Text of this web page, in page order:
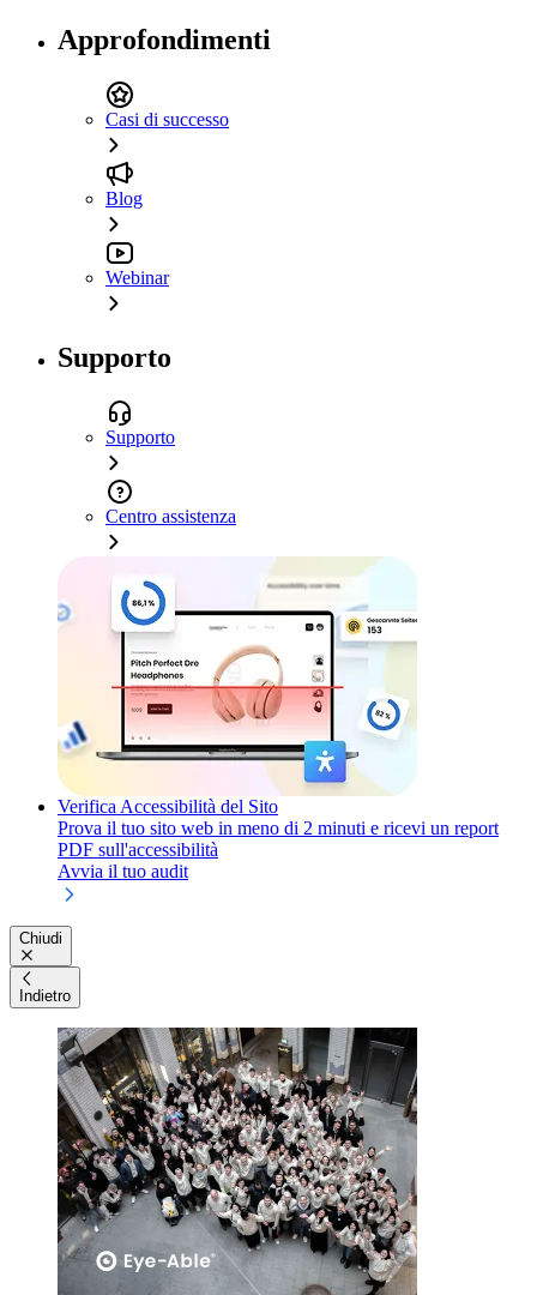
Approfondimenti
Casi di successo
Blog
Webinar
Supporto
Supporto
Centro assistenza
Verifica Accessibilità del Sito
Prova il tuo sito web in meno di 2 minuti e ricevi un report
PDF sull'accessibilità
Avvia il tuo audit
Chiudi
Indietro